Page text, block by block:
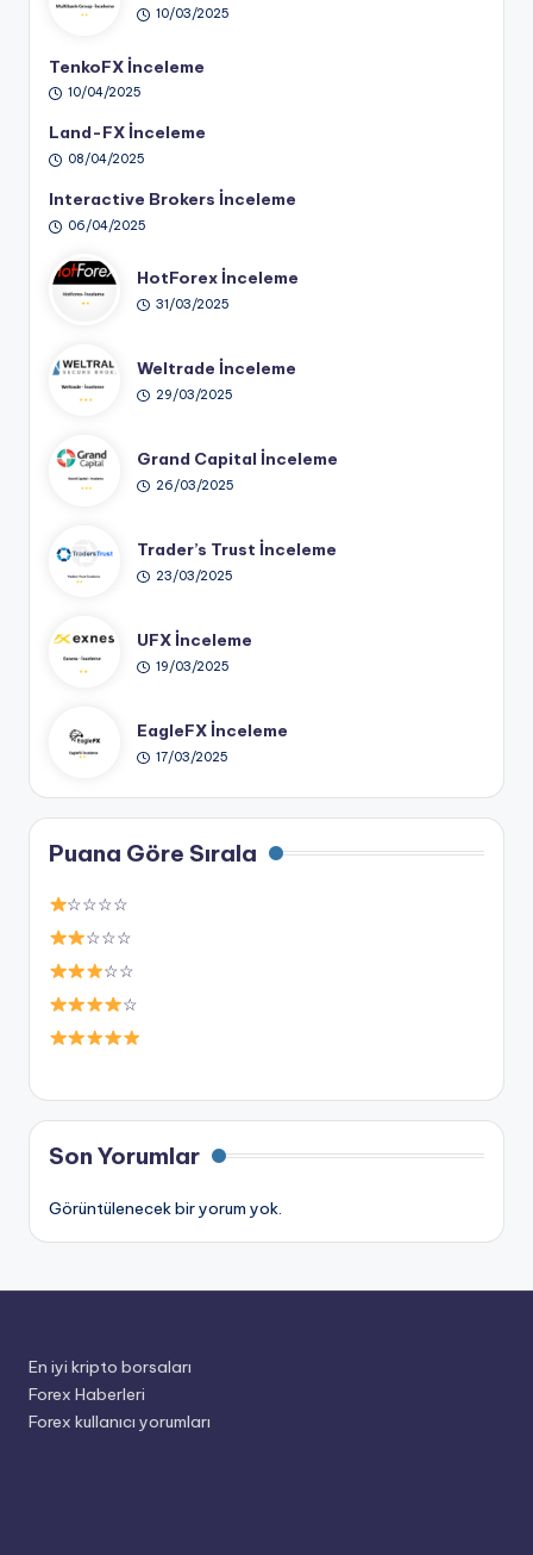
10/03/2025
TenkoFX İnceleme
10/04/2025
Land-FX İnceleme
08/04/2025
Interactive Brokers İnceleme
06/04/2025
HotForex İnceleme
31/03/2025
Weltrade İnceleme
29/03/2025
Grand Capital İnceleme
26/03/2025
Trader’s Trust İnceleme
23/03/2025
UFX İnceleme
19/03/2025
EagleFX İnceleme
17/03/2025
Puana Göre Sırala
☆☆☆☆
☆☆☆
☆☆
☆
Son Yorumlar
Görüntülenecek bir yorum yok.
En iyi kripto borsaları
Forex Haberleri
Forex kullanıcı yorumları